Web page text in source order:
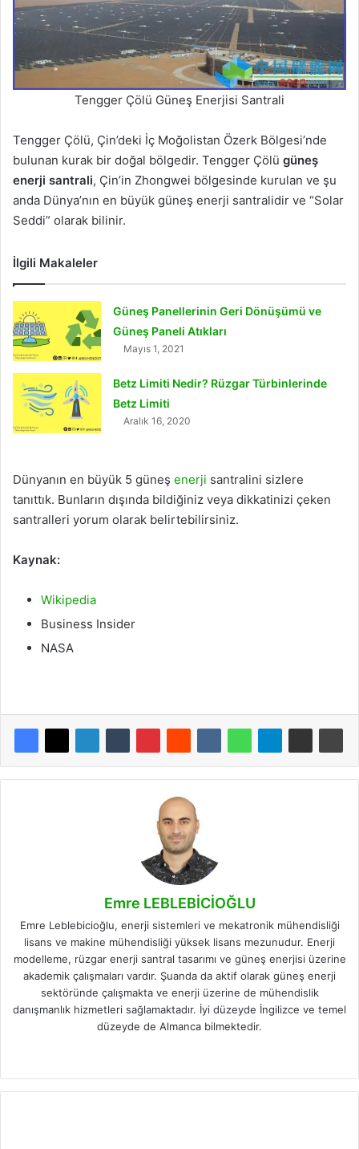
Tengger Çölü Güneş Enerjisi Santrali
Tengger Çölü, Çin’deki İç Moğolistan Özerk Bölgesi’nde
bulunan kurak bir doğal bölgedir. Tengger Çölü güneş
enerji santrali, Çin’in Zhongwei bölgesinde kurulan ve şu
anda Dünya’nın en büyük güneş enerji santralidir ve “Solar
Seddi” olarak bilinir.
İlgili Makaleler
Güneş Panellerinin Geri Dönüşümü ve
Güneş Paneli Atıkları
Mayıs 1, 2021
Betz Limiti Nedir? Rüzgar Türbinlerinde
Betz Limiti
Aralık 16, 2020
Dünyanın en büyük 5 güneş enerji santralini sizlere
tanıttık. Bunların dışında bildiğiniz veya dikkatinizi çeken
santralleri yorum olarak belirtebilirsiniz.
Kaynak:
Wikipedia
Business Insider
NASA
Emre LEBLEBİCİOĞLU
Emre Leblebicioğlu, enerji sistemleri ve mekatronik mühendisliği
lisans ve makine mühendisliği yüksek lisans mezunudur. Enerji
modelleme, rüzgar enerji santral tasarımı ve güneş enerjisi üzerine
akademik çalışmaları vardır. Şuanda da aktif olarak güneş enerji
sektöründe çalışmakta ve enerji üzerine de mühendislik
danışmanlık hizmetleri sağlamaktadır. İyi düzeyde İngilizce ve temel
düzeyde de Almanca bilmektedir.